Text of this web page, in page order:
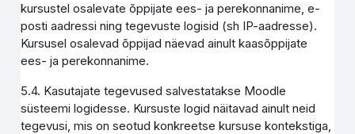
kursustel osalevate õppijate ees- ja perekonnanime, e-
posti aadressi ning tegevuste logisid (sh IP-aadresse).
Kursusel osalevad õppijad näevad ainult kaasõppijate
ees- ja perekonnanime.
5.4. Kasutajate tegevused salvestatakse Moodle
süsteemi logidesse. Kursuste logid näitavad ainult neid
tegevusi, mis on seotud konkreetse kursuse kontekstiga,